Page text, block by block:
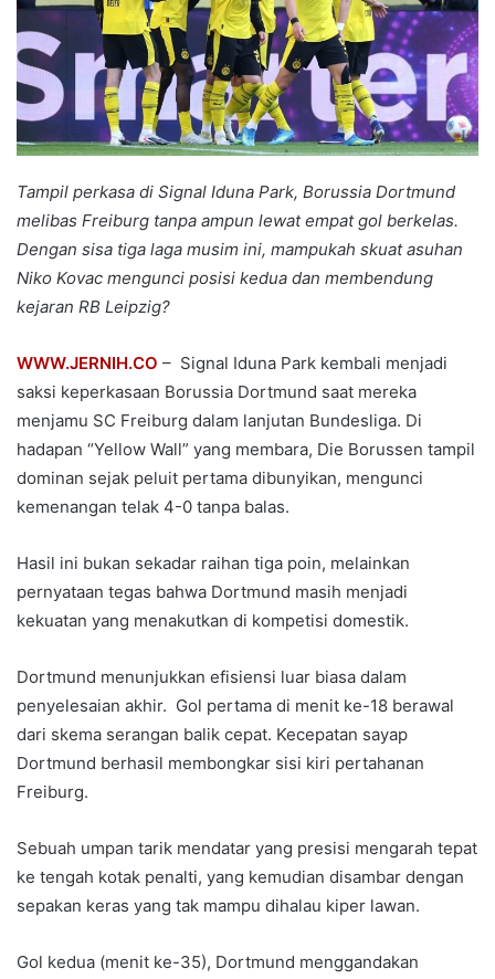
Tampil perkasa di Signal Iduna Park, Borussia Dortmund
melibas Freiburg tanpa ampun lewat empat gol berkelas.
Dengan sisa tiga laga musim ini, mampukah skuat asuhan
Niko Kovac mengunci posisi kedua dan membendung
kejaran RB Leipzig?
WWW.JERNIH.CO – Signal Iduna Park kembali menjadi
saksi keperkasaan Borussia Dortmund saat mereka
menjamu SC Freiburg dalam lanjutan Bundesliga. Di
hadapan “Yellow Wall” yang membara, Die Borussen tampil
dominan sejak peluit pertama dibunyikan, mengunci
kemenangan telak 4-0 tanpa balas.
Hasil ini bukan sekadar raihan tiga poin, melainkan
pernyataan tegas bahwa Dortmund masih menjadi
kekuatan yang menakutkan di kompetisi domestik.
Dortmund menunjukkan efisiensi luar biasa dalam
penyelesaian akhir. Gol pertama di menit ke-18 berawal
dari skema serangan balik cepat. Kecepatan sayap
Dortmund berhasil membongkar sisi kiri pertahanan
Freiburg.
Sebuah umpan tarik mendatar yang presisi mengarah tepat
ke tengah kotak penalti, yang kemudian disambar dengan
sepakan keras yang tak mampu dihalau kiper lawan.
Gol kedua (menit ke-35), Dortmund menggandakan